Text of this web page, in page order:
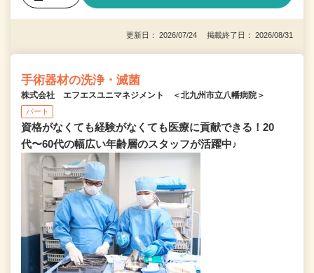
更新日： 2026/07/24 掲載終了日： 2026/08/31
手術器材の洗浄・滅菌
株式会社 エフエスユニマネジメント ＜北九州市立八幡病院＞
パート
資格がなくても経験がなくても医療に貢献できる！20
代〜60代の幅広い年齢層のスタッフが活躍中♪